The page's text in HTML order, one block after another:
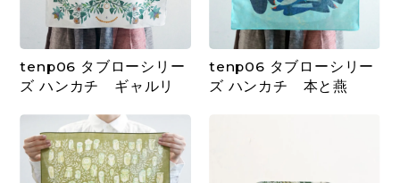
tenp06 タブローシリー
ズ ハンカチ ギャルリ
tenp06 タブローシリー
ズ ハンカチ 本と燕